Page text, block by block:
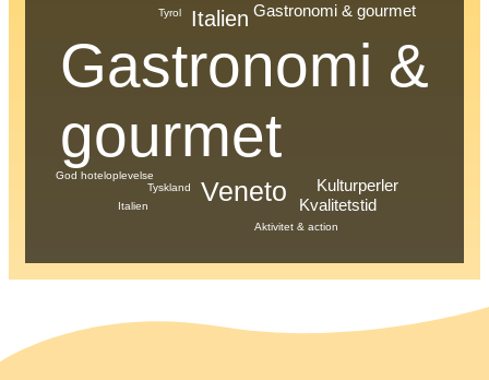
Gastronomi &
gourmet
Veneto
Italien Gastronomi & gourmet
Kvalitetstid
Kulturperler
Aktivitet & action
God hoteloplevelse
Tyskland
Italien
Tyrol